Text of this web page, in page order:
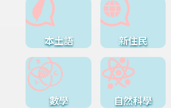
本土語 新住民
數學 自然科學